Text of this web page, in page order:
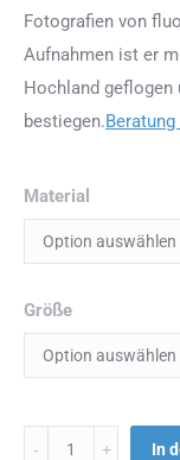
Fotografien von
Aufnahmen ist er
Hochland geflogen
bestiegen.
Material
Größe
Menge In